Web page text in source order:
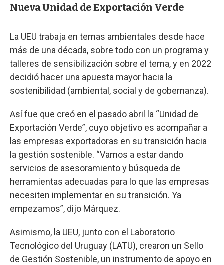
Nueva Unidad de Exportación Verde
La UEU trabaja en temas ambientales desde hace
más de una década, sobre todo con un programa y
talleres de sensibilización sobre el tema, y en 2022
decidió hacer una apuesta mayor hacia la
sostenibilidad (ambiental, social y de gobernanza).
Así fue que creó en el pasado abril la “Unidad de
Exportación Verde”, cuyo objetivo es acompañar a
las empresas exportadoras en su transición hacia
la gestión sostenible. “Vamos a estar dando
servicios de asesoramiento y búsqueda de
herramientas adecuadas para lo que las empresas
necesiten implementar en su transición. Ya
empezamos”, dijo Márquez.
Asimismo, la UEU, junto con el Laboratorio
Tecnológico del Uruguay (LATU), crearon un Sello
de Gestión Sostenible, un instrumento de apoyo en